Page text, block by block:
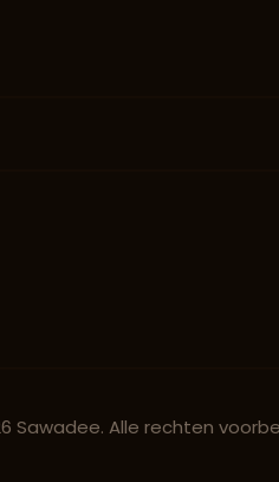
Sawadee. Alle rechten